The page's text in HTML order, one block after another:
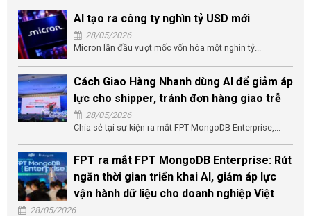
AI tạo ra công ty nghìn tỷ USD mới
28/05/2026
Micron lần đầu vượt mốc vốn hóa một nghìn tỷ...
Cách Giao Hàng Nhanh dùng AI để giảm áp
lực cho shipper, tránh đơn hàng giao trễ
28/05/2026
Chia sẻ tại sự kiện ra mắt FPT MongoDB Enterprise,...
FPT ra mắt FPT MongoDB Enterprise: Rút
ngắn thời gian triển khai AI, giảm áp lực
vận hành dữ liệu cho doanh nghiệp Việt
28/05/2026